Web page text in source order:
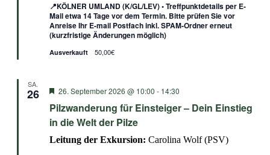
📍KÖLNER UMLAND (K/GL/LEV) • Treffpunktdetails per E-
Mail etwa 14 Tage vor dem Termin. Bitte prüfen Sie vor
Anreise Ihr E-mail Postfach inkl. SPAM-Ordner erneut
(kurzfristige Änderungen möglich)
Ausverkauft 50,00€
SA.
26 Empfohlen
26. September 2026 @ 10:00 - 14:30
Pilzwanderung für Einsteiger – Dein Einstieg
in die Welt der Pilze
Leitung der Exkursion: Carolina Wolf (PSV)